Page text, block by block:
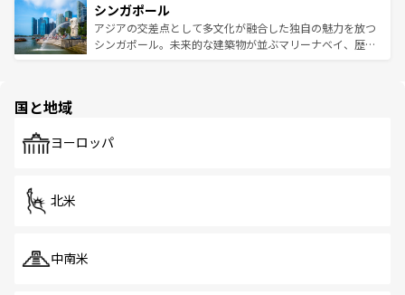
参照してほしい。
激する。気候は一年中温暖で、どの季節にも異なる楽しみ
が待っている。親しみやすいタイの人々、仏教を中心とし
た文化、そして多様な観光資源が、訪れる旅人を魅了し続
み、どこを訪れても感動するはず。観光スポットが密集し
ており、効率よく見どころを回れるのも魅力。息をのむよ
うな絶景から文化的な体験まで、香港を存分に楽しみ尽く
シンガポール
アジアの交差点として多文化が融合した独自の魅力を放つ
シンガポール。未来的な建築物が並ぶマリーナベイ、歴史
で、ホーカーズは地元の風情を楽しめる外せないスポット
国と地域
ヨーロッパ
北米
中南米